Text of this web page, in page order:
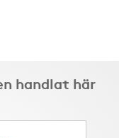
handlat här